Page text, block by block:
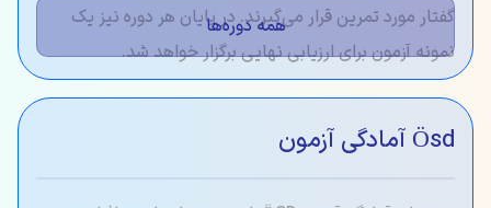
گفتار مورد تمرین قرار می‌گیرند. در پایان هر دوره نیز یک
نمونه آزمون برای ارزیابی نهایی برگزار خواهد شد.
همه دوره‌ها
Ösd آمادگی آزمون